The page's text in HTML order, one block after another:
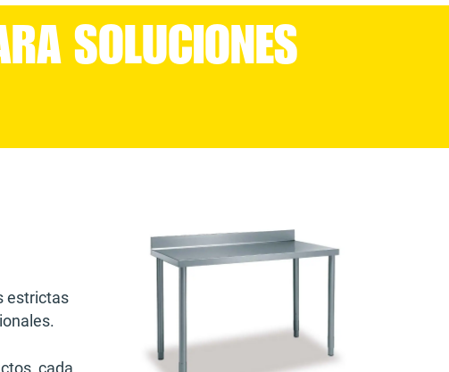
SOLUCIONES
estrictas
cada